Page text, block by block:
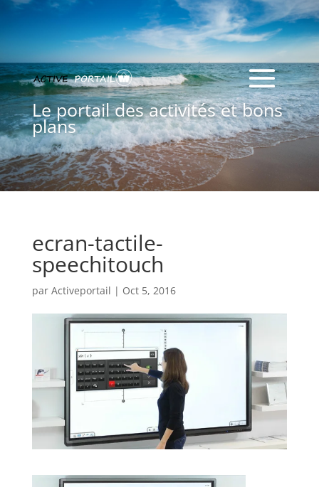
Le portail des activités et bons
plans
ecran-tactile-
speechitouch
par Activeportail | Oct 5, 2016